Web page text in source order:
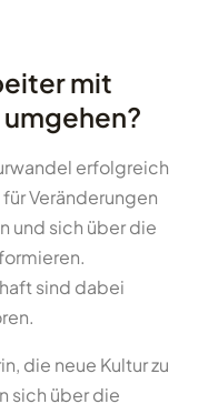
mit
erfolgreich
Veränderungen
und sich über die
sind dabei
die neue Kultur zu
sich über die